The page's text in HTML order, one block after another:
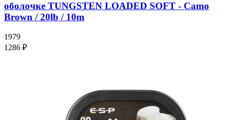
оболочке TUNGSTEN LOADED SOFT - Camo
Brown / 20lb / 10m
1979
1286 ₽